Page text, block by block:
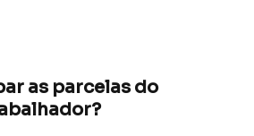
as parcelas do